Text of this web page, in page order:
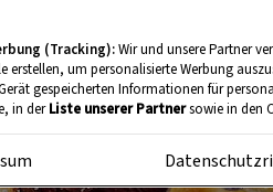
(Tracking):Wir und unsere Partner
um personalisierte Werbung
gespeicherten Informationen für
in derListe unserer Partnersowie in den